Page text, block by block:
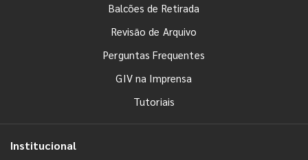
Balcões de Retirada
Revisão de Arquivo
Perguntas Frequentes
GIV na Imprensa
Tutoriais
Institucional